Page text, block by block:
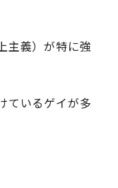
主義）が特に強
ているゲイが多